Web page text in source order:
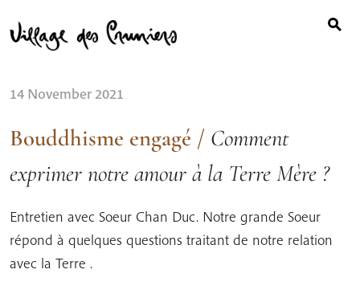
to
content
for:
14 November 2021
Bouddhisme engagé / Comment
exprimer notre amour à la Terre Mère ?
Entretien avec Soeur Chan Duc. Notre grande Soeur
répond à quelques questions traitant de notre relation
avec la Terre .